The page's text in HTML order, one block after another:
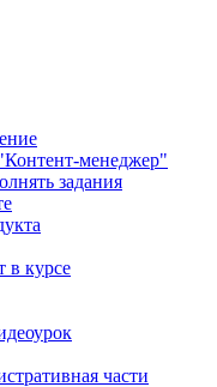
менеджер"
задания
в курсе
части